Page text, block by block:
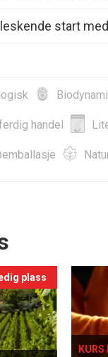
start
handel
plass